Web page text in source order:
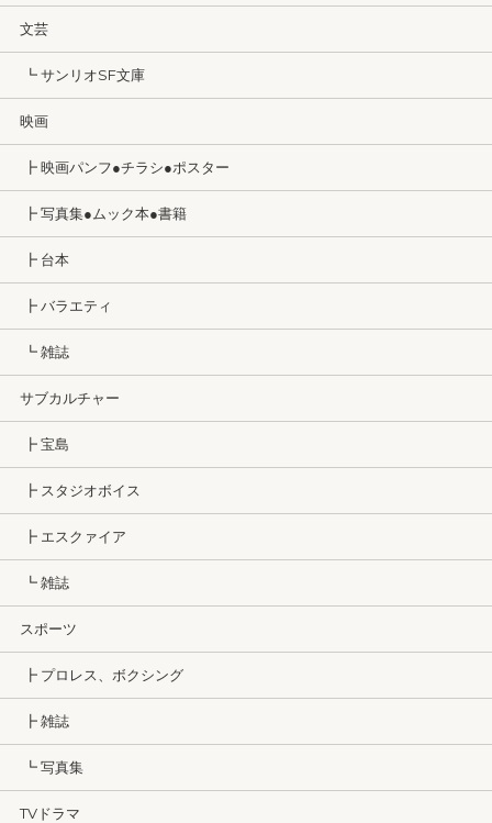
文芸
┗ サンリオSF文庫
映画
┣ 映画パンフ●チラシ●ポスター
┣ 写真集●ムック本●書籍
┣ 台本
┣ バラエティ
┗ 雑誌
サブカルチャー
┣ 宝島
┣ スタジオボイス
┣ エスクァイア
┗ 雑誌
スポーツ
┣ プロレス、ボクシング
┣ 雑誌
┗ 写真集
TVドラマ